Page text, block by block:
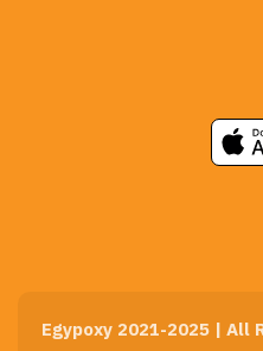
Egypoxy 2021-2025 | All